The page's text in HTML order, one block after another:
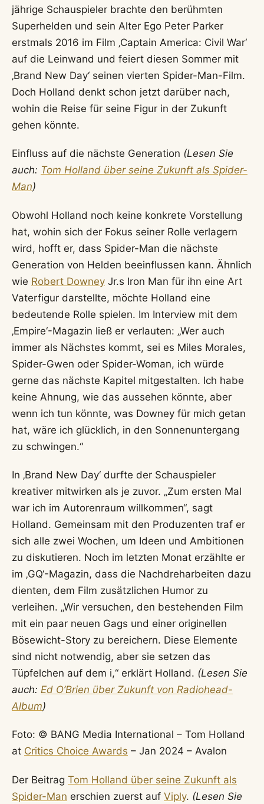
jährige Schauspieler brachte den berühmten
Superhelden und sein Alter Ego Peter Parker
erstmals 2016 im Film ‚Captain America: Civil War‘
auf die Leinwand und feiert diesen Sommer mit
‚Brand New Day‘ seinen vierten Spider-Man-Film.
Doch Holland denkt schon jetzt darüber nach,
wohin die Reise für seine Figur in der Zukunft
gehen könnte.
Einfluss auf die nächste Generation (Lesen Sie
auch: Tom Holland über seine Zukunft als Spider-
Man)
Obwohl Holland noch keine konkrete Vorstellung
hat, wohin sich der Fokus seiner Rolle verlagern
wird, hofft er, dass Spider-Man die nächste
Generation von Helden beeinflussen kann. Ähnlich
wie Robert Downey Jr.s Iron Man für ihn eine Art
Vaterfigur darstellte, möchte Holland eine
bedeutende Rolle spielen. Im Interview mit dem
‚Empire‘-Magazin ließ er verlauten: „Wer auch
immer als Nächstes kommt, sei es Miles Morales,
Spider-Gwen oder Spider-Woman, ich würde
gerne das nächste Kapitel mitgestalten. Ich habe
keine Ahnung, wie das aussehen könnte, aber
wenn ich tun könnte, was Downey für mich getan
hat, wäre ich glücklich, in den Sonnenuntergang
zu schwingen.“
In ‚Brand New Day‘ durfte der Schauspieler
kreativer mitwirken als je zuvor. „Zum ersten Mal
war ich im Autorenraum willkommen“, sagt
Holland. Gemeinsam mit den Produzenten traf er
sich alle zwei Wochen, um Ideen und Ambitionen
zu diskutieren. Noch im letzten Monat erzählte er
im ‚GQ‘-Magazin, dass die Nachdreharbeiten dazu
dienten, dem Film zusätzlichen Humor zu
verleihen. „Wir versuchen, den bestehenden Film
mit ein paar neuen Gags und einer originellen
Bösewicht-Story zu bereichern. Diese Elemente
sind nicht notwendig, aber sie setzen das
Tüpfelchen auf dem i,“ erklärt Holland. (Lesen Sie
auch: Ed O’Brien über Zukunft von Radiohead-
Album)
Foto: © BANG Media International – Tom Holland
at Critics Choice Awards – Jan 2024 – Avalon
Der Beitrag Tom Holland über seine Zukunft als
Spider-Man erschien zuerst auf Viply. (Lesen Sie